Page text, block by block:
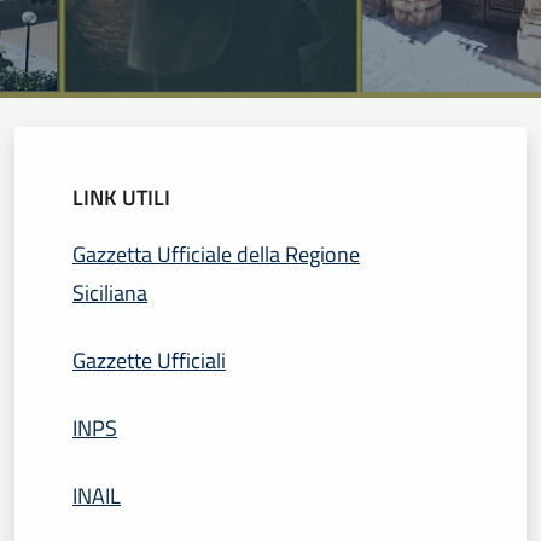
LINK UTILI
Gazzetta Ufficiale della Regione
Siciliana
Gazzette Ufficiali
INPS
INAIL